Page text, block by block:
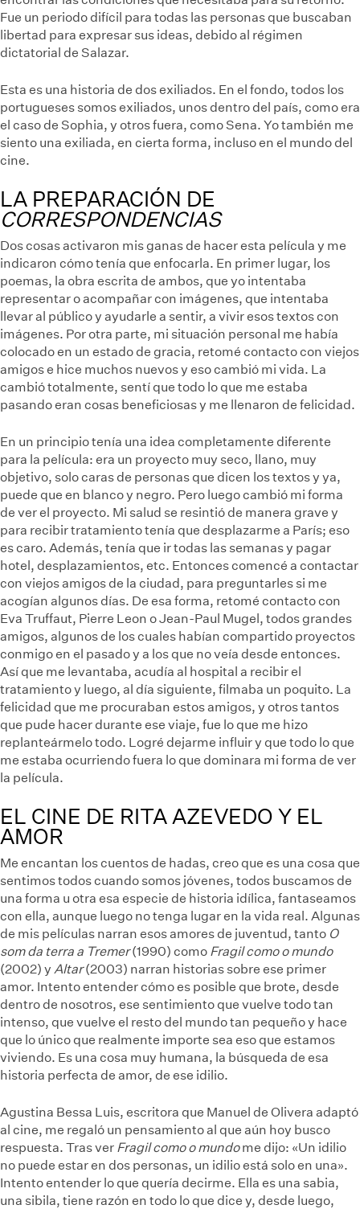
Fue un periodo difícil para todas las personas que buscaban
libertad para expresar sus ideas, debido al régimen
dictatorial de Salazar.
Esta es una historia de dos exiliados. En el fondo, todos los
portugueses somos exiliados, unos dentro del país, como era
el caso de Sophia, y otros fuera, como Sena. Yo también me
siento una exiliada, en cierta forma, incluso en el mundo del
cine.
LA PREPARACIÓN DE
CORRESPONDENCIAS
Dos cosas activaron mis ganas de hacer esta película y me
indicaron cómo tenía que enfocarla. En primer lugar, los
poemas, la obra escrita de ambos, que yo intentaba
representar o acompañar con imágenes, que intentaba
llevar al público y ayudarle a sentir, a vivir esos textos con
imágenes. Por otra parte, mi situación personal me había
colocado en un estado de gracia, retomé contacto con viejos
amigos e hice muchos nuevos y eso cambió mi vida. La
cambió totalmente, sentí que todo lo que me estaba
pasando eran cosas beneficiosas y me llenaron de felicidad.
En un principio tenía una idea completamente diferente
para la película: era un proyecto muy seco, llano, muy
objetivo, solo caras de personas que dicen los textos y ya,
puede que en blanco y negro. Pero luego cambió mi forma
de ver el proyecto. Mi salud se resintió de manera grave y
para recibir tratamiento tenía que desplazarme a París; eso
es caro. Además, tenía que ir todas las semanas y pagar
hotel, desplazamientos, etc. Entonces comencé a contactar
con viejos amigos de la ciudad, para preguntarles si me
acogían algunos días. De esa forma, retomé contacto con
Eva Truffaut, Pierre Leon o Jean-Paul Mugel, todos grandes
amigos, algunos de los cuales habían compartido proyectos
conmigo en el pasado y a los que no veía desde entonces.
Así que me levantaba, acudía al hospital a recibir el
tratamiento y luego, al día siguiente, filmaba un poquito. La
felicidad que me procuraban estos amigos, y otros tantos
que pude hacer durante ese viaje, fue lo que me hizo
replanteármelo todo. Logré dejarme influir y que todo lo que
me estaba ocurriendo fuera lo que dominara mi forma de ver
la película.
EL CINE DE RITA AZEVEDO Y EL
AMOR
Me encantan los cuentos de hadas, creo que es una cosa que
sentimos todos cuando somos jóvenes, todos buscamos de
una forma u otra esa especie de historia idílica, fantaseamos
con ella, aunque luego no tenga lugar en la vida real. Algunas
de mis películas narran esos amores de juventud, tanto O
som da terra a Tremer(1990) como Fragil como o mundo
(2002) y Altar(2003) narran historias sobre ese primer
amor. Intento entender cómo es posible que brote, desde
dentro de nosotros, ese sentimiento que vuelve todo tan
intenso, que vuelve el resto del mundo tan pequeño y hace
que lo único que realmente importe sea eso que estamos
viviendo. Es una cosa muy humana, la búsqueda de esa
historia perfecta de amor, de ese idilio.
Agustina Bessa Luis, escritora que Manuel de Olivera adaptó
al cine, me regaló un pensamiento al que aún hoy busco
respuesta. Tras ver Fragil como o mundome dijo: «Un idilio
no puede estar en dos personas, un idilio está solo en una».
Intento entender lo que quería decirme. Ella es una sabia,
una sibila, tiene razón en todo lo que dice y, desde luego,